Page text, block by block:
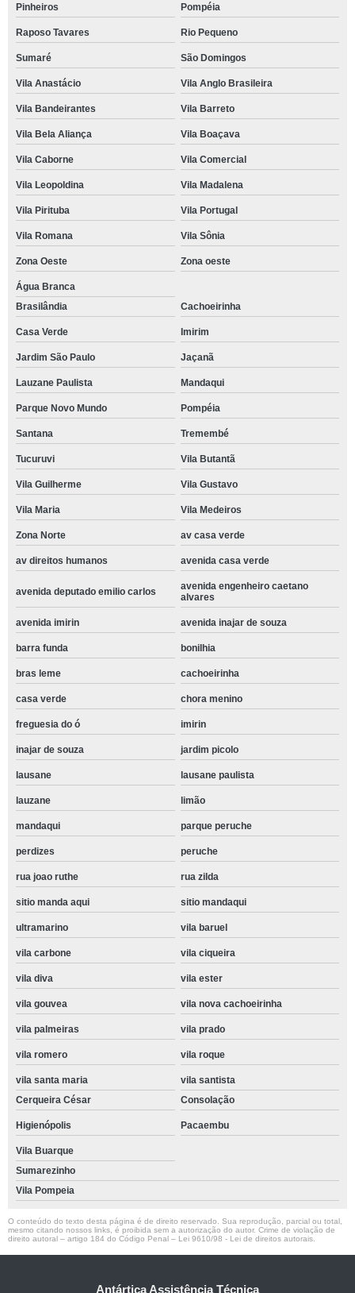
Pinheiros Pompéia
Raposo Tavares Rio Pequeno
Sumaré São Domingos
Vila Anastácio Vila Anglo Brasileira
Vila Bandeirantes Vila Barreto
Vila Bela Aliança Vila Boaçava
Vila Caborne Vila Comercial
Vila Leopoldina Vila Madalena
Vila Pirituba Vila Portugal
Vila Romana Vila Sônia
Zona Oeste Zona oeste
Água Branca
Brasilândia
Cachoeirinha
Casa Verde Imirim
Jardim São Paulo Jaçanã
Lauzane Paulista Mandaqui
Parque Novo Mundo Pompéia
Santana Tremembé
Tucuruvi Vila Butantã
Vila Guilherme Vila Gustavo
Vila Maria Vila Medeiros
Zona Norte av casa verde
av direitos humanos avenida casa verde
avenida deputado emilio carlos
avenida engenheiro caetano
alvares
avenida imirin avenida inajar de souza
barra funda bonilhia
bras leme cachoeirinha
casa verde chora menino
freguesia do ó imirin
inajar de souza jardim picolo
lausane lausane paulista
lauzane limão
mandaqui parque peruche
perdizes peruche
rua joao ruthe rua zilda
sitio manda aqui sitio mandaqui
ultramarino vila baruel
vila carbone vila ciqueira
vila diva vila ester
vila gouvea vila nova cachoeirinha
vila palmeiras vila prado
vila romero vila roque
vila santa maria
vila santista
Cerqueira César
Consolação
Higienópolis Pacaembu
Vila Buarque
Sumarezinho
Vila Pompeia
O conteúdo do texto desta página é de direito reservado. Sua reprodução, parcial ou total,
mesmo citando nossos links, é proibida sem a autorização do autor. Crime de violação de
direito autoral – artigo 184 do Código Penal – Lei 9610/98 - Lei de direitos autorais
Antártica Assistência Técnica